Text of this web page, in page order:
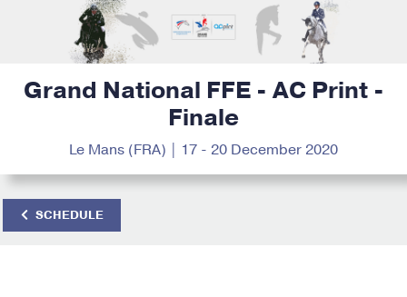
Grand National FFE - AC Print -
Finale
Le Mans (FRA) | 17 - 20 December 2020
SCHEDULE